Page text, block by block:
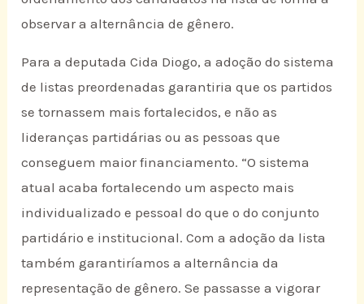
observar a alternância de gênero.
Para a deputada Cida Diogo, a adoção do sistema
de listas preordenadas garantiria que os partidos
se tornassem mais fortalecidos, e não as
lideranças partidárias ou as pessoas que
conseguem maior financiamento. “O sistema
atual acaba fortalecendo um aspecto mais
individualizado e pessoal do que o do conjunto
partidário e institucional. Com a adoção da lista
também garantiríamos a alternância da
representação de gênero. Se passasse a vigorar